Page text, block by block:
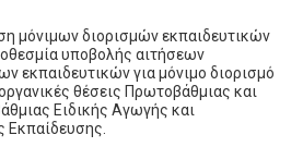
μόνιμων διορισμών εκπαιδευτικών
υποβολής αιτήσεων
εκπαιδευτικών για μόνιμο διορισμό
θέσεις Πρωτοβάθμιας και
Ειδικής Αγωγής και
Εκπαίδευσης.